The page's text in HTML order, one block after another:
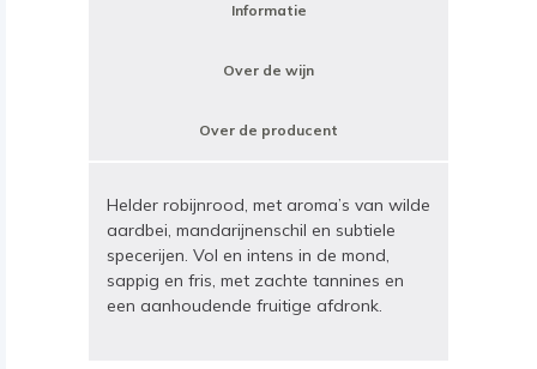
Informatie
Over de wijn
Over de producent
Helder robijnrood, met aroma’s van wilde
aardbei, mandarijnenschil en subtiele
specerijen. Vol en intens in de mond,
sappig en fris, met zachte tannines en
een aanhoudende fruitige afdronk.